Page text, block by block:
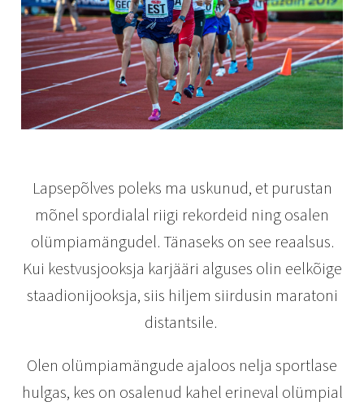
Lapsepõlves poleks ma uskunud, et purustan
mõnel spordialal riigi rekordeid ning osalen
olümpiamängudel. Tänaseks on see reaalsus.
Kui kestvusjooksja karjääri alguses olin eelkõige
staadionijooksja, siis hiljem siirdusin maratoni
distantsile.
Olen olümpiamängude ajaloos nelja sportlase
hulgas, kes on osalenud kahel erineval olümpial